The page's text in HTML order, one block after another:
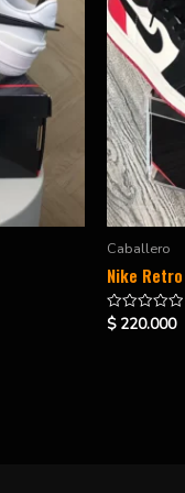
Caballero
Nike Retro
Valorado
en
$ 220.000